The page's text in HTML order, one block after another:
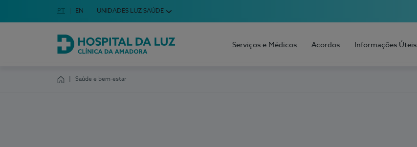
Escolha o seu idioma
Idioma em Português
PT English Language
EN UNIDADES LUZ SAÚDE
Hospital da Luz Clínica da Amadora
Serviços e Médicos Acordos Informações Úteis
Saúde e bem-estar